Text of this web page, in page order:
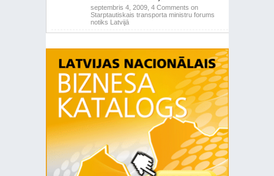
septembris 4, 2009, 4 Comments on
Starptautiskais transporta ministru forums
notiks Latvijā